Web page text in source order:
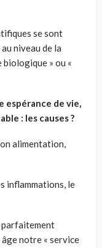
se sont
niveau de la
biologique » ou «
espérance de vie,
: les causes?
alimentation,
inflammations, le
parfaitement
notre « service